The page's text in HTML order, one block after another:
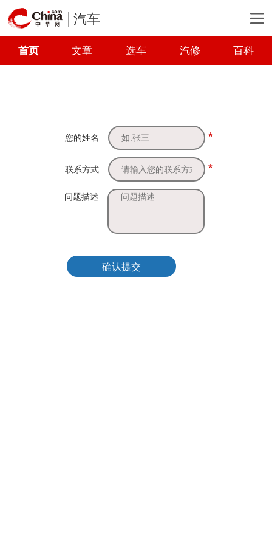
汽车
首页 文章 选车 汽修 百科
您的姓名 *
联系方式 *
问题描述
确认提交